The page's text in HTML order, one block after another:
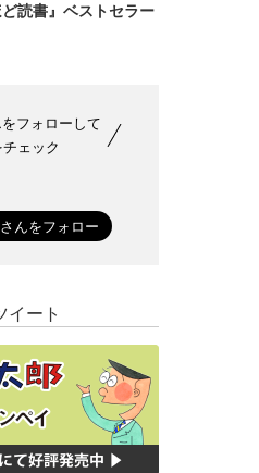
読書』ベストセラー
をフォローして
ェック
ート